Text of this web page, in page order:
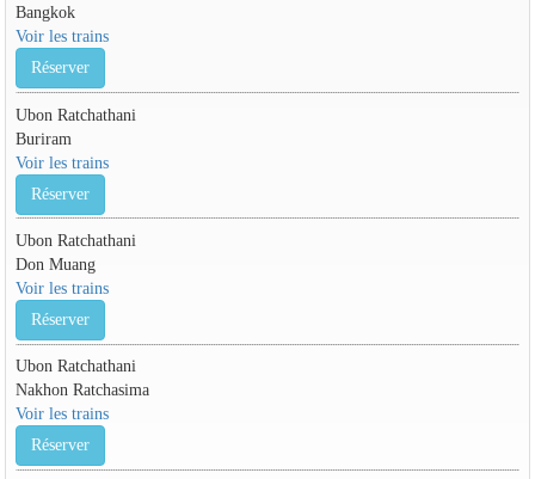
Bangkok
Voir les trains
Réserver
Ubon Ratchathani
Buriram
Voir les trains
Réserver
Ubon Ratchathani
Don Muang
Voir les trains
Réserver
Ubon Ratchathani
Nakhon Ratchasima
Voir les trains
Réserver